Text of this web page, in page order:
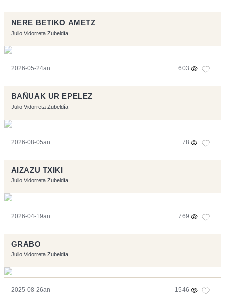
NERE BETIKO AMETZ
Julio Vidorreta Zubeldía
2026-05-24an 603
BAÑUAK UR EPELEZ
Julio Vidorreta Zubeldía
2026-08-05an 78
AIZAZU TXIKI
Julio Vidorreta Zubeldía
2026-04-19an 769
GRABO
Julio Vidorreta Zubeldía
2025-08-26an 1546